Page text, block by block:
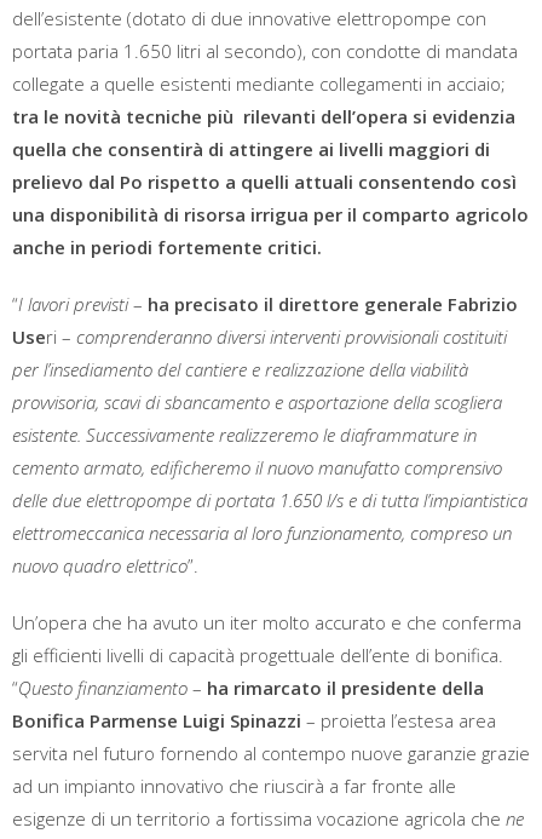
dell’esistente (dotato di due innovative elettropompe con
portata paria 1.650 litri al secondo), con condotte di mandata
collegate a quelle esistenti mediante collegamenti in acciaio;
tra le novità tecniche più rilevanti dell’opera si evidenzia
quella che consentirà di attingere ai livelli maggiori di
prelievo dal Po rispetto a quelli attuali consentendo così
una disponibilità di risorsa irrigua per il comparto agricolo
anche in periodi fortemente critici.
“I lavori previsti– ha precisato il direttore generale Fabrizio
Useri – comprenderanno diversi interventi provvisionali costituiti
per l’insediamento del cantiere e realizzazione della viabilità
provvisoria, scavi di sbancamento e asportazione della scogliera
esistente. Successivamente realizzeremo le diaframmature in
cemento armato, edificheremo il nuovo manufatto comprensivo
delle due elettropompe di portata 1.650 l/s e di tutta l’impiantistica
elettromeccanica necessaria al loro funzionamento, compreso un
nuovo quadro elettrico”.
Un’opera che ha avuto un iter molto accurato e che conferma
gli efficienti livelli di capacità progettuale dell’ente di bonifica.
“Questo finanziamento – ha rimarcato il presidente della
Bonifica Parmense Luigi Spinazzi – proietta l’estesa area
servita nel futuro fornendo al contempo nuove garanzie grazie
ad un impianto innovativo che riuscirà a far fronte alle
esigenze di un territorio a fortissima vocazione agricola che ne